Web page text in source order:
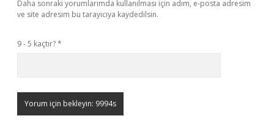
Daha sonraki yorumlarımda kullanılması için adım, e-posta adresim
ve site adresim bu tarayıcıya kaydedilsin.
9 - 5 kaçtır?*